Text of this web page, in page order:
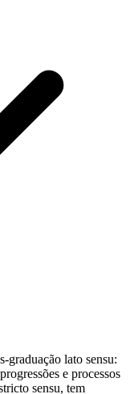
lato sensu:
e processos
sensu, tem